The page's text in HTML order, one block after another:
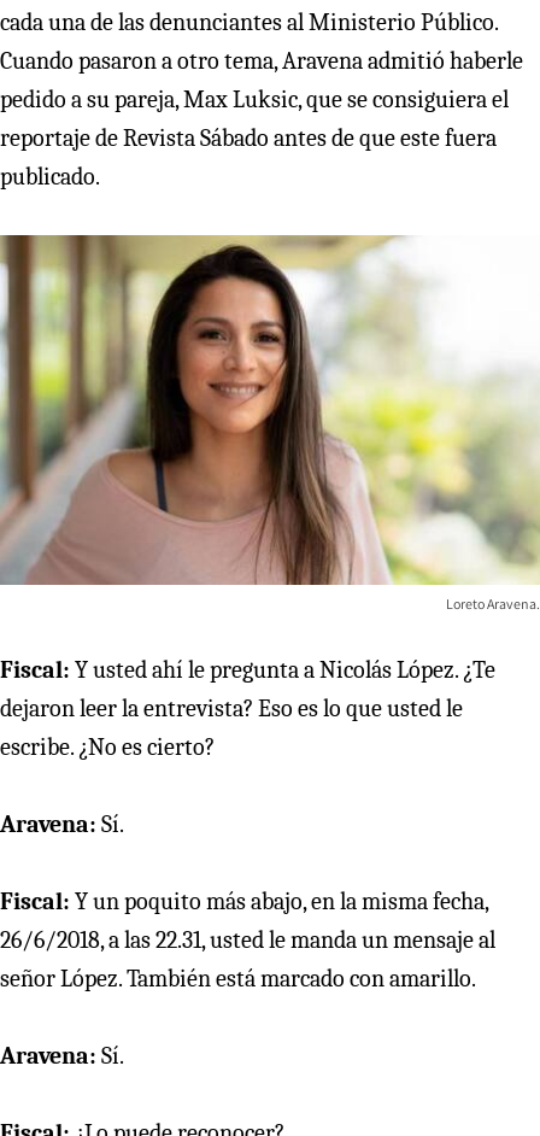
cada una de las denunciantes al Ministerio Público.
Cuando pasaron a otro tema, Aravena admitió haberle
pedido a su pareja, Max Luksic, que se consiguiera el
reportaje de Revista Sábado antes de que este fuera
publicado.
Loreto Aravena.
Fiscal: Y usted ahí le pregunta a Nicolás López. ¿Te
dejaron leer la entrevista? Eso es lo que usted le
escribe. ¿No es cierto?
Aravena: Sí.
Fiscal: Y un poquito más abajo, en la misma fecha,
26/6/2018, a las 22.31, usted le manda un mensaje al
señor López. También está marcado con amarillo.
Aravena: Sí.